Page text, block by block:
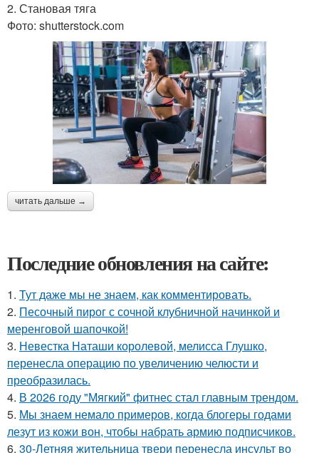
2. Становая тяга
Фото: shutterstock.com
читать дальше →
Последние обновления на сайте:
1. Тут даже мы не знаем, как комментировать.
2. Песочный пирог с сочной клубничной начинкой и
меренговой шапочкой!
3. Невестка Наташи королевой, мелисса Глушко,
перенесла операцию по увеличению челюсти и
преобразилась.
4. В 2026 году "Мягкий" фитнес стал главным трендом.
5. Мы знаем немало примеров, когда блогеры годами
лезут из кожи вон, чтобы набрать армию подписчиков.
6. 30-Летняя жительница твери перенесла инсульт во